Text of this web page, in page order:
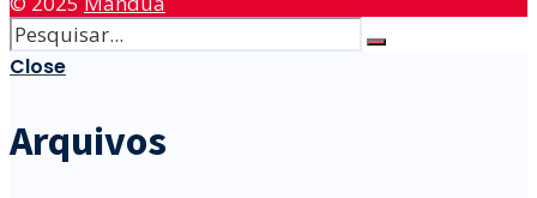
Close
Arquivos